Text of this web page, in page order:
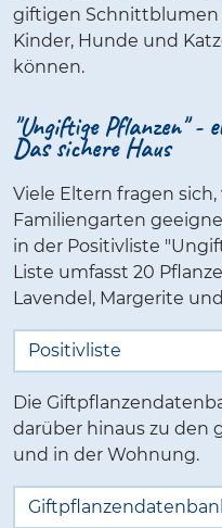
giftigen Schnittblumen
Kinder, Hunde und
können.
"Ungiftige Pflanzen" -
Das sichere Haus
Viele Eltern fragen
Familiengarten
in der Positivliste
Liste umfasst 20
Lavendel, Margerite
Positivliste
Die
darüber hinaus zu den
und in der Wohnung.